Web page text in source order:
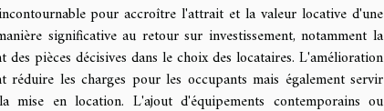
pour accroître l'attrait et la valeur locative d'une
significative au retour sur investissement, notamment la
pièces décisives dans le choix des locataires. L'amélioration
les charges pour les occupants mais également servir
en location. L'ajout d'équipements contemporains ou